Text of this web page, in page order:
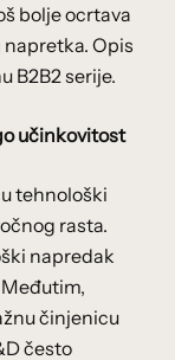
bolje ocrtava
Opis
B2B2 serije.
učinkovitost
tehnološki
rasta.
napredak
činjenicu
često